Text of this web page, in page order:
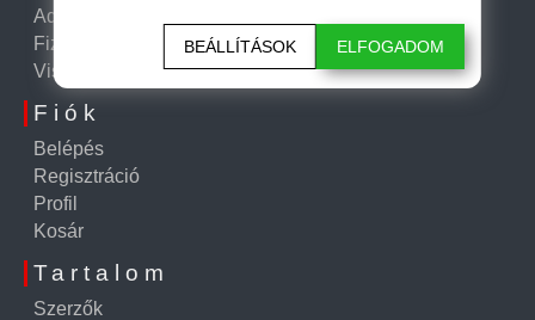
Adatkezelési tájékoztató
Fizetési és szállítási információk
Visszatérítési szabályzat
Fiók
Belépés
Regisztráció
Profil
Kosár
Tartalom
Szerzők
BEÁLLÍTÁSOK ELFOGADOM